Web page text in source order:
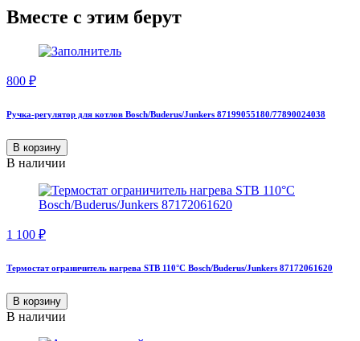
Вместе с этим берут
800 ₽
Ручка-регулятор для котлов Bosch/Buderus/Junkers 87199055180/77890024038
В корзину
В наличии
1 100 ₽
Термостат ограничитель нагрева STB 110°C Bosch/Buderus/Junkers 87172061620
В корзину
В наличии